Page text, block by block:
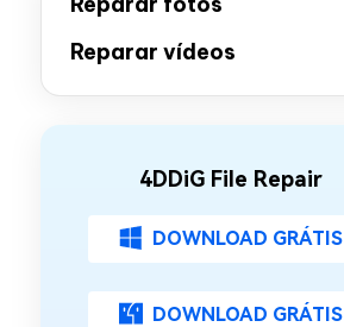
Reparar vídeos
4DDiG File Repair
DOWNLOAD GRÁTIS
DOWNLOAD GRÁTIS